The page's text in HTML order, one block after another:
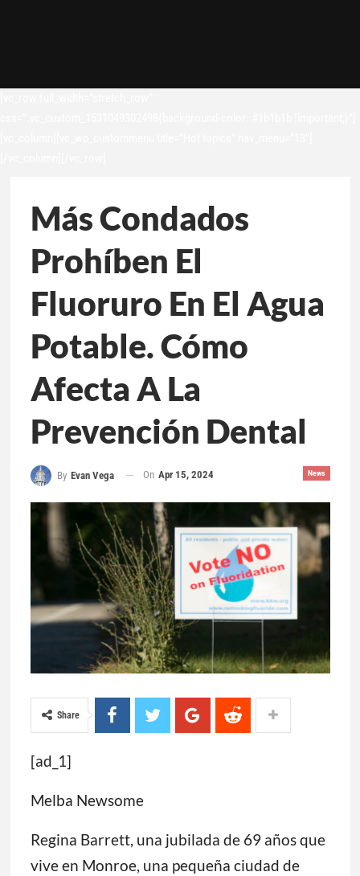
Más Condados
Prohíben El
Fluoruro En El Agua
Potable. Cómo
Afecta A La
Prevención Dental
News
By Evan Vega On Apr 15, 2024
Share
[ad_1]
Melba Newsome
Regina Barrett, una jubilada de 69 años que
vive en Monroe, una pequeña ciudad de